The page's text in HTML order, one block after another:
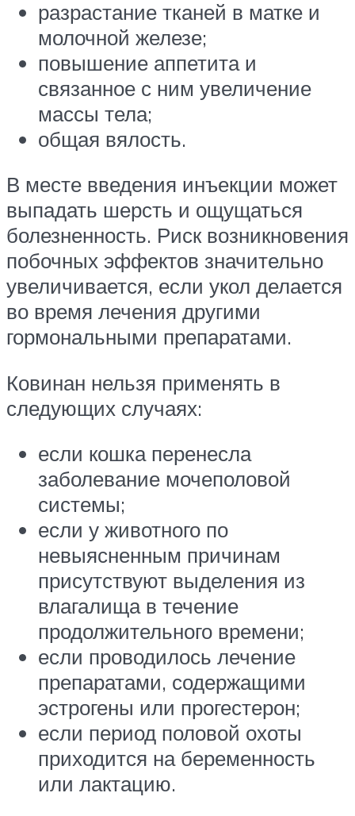
разрастание тканей в матке и
молочной железе;
повышение аппетита и
связанное с ним увеличение
массы тела;
общая вялость.
В месте введения инъекции может
выпадать шерсть и ощущаться
болезненность. Риск возникновения
побочных эффектов значительно
увеличивается, если укол делается
во время лечения другими
гормональными препаратами.
Ковинан нельзя применять в
следующих случаях:
если кошка перенесла
заболевание мочеполовой
системы;
если у животного по
невыясненным причинам
присутствуют выделения из
влагалища в течение
продолжительного времени;
если проводилось лечение
препаратами, содержащими
эстрогены или прогестерон;
если период половой охоты
приходится на беременность
или лактацию.